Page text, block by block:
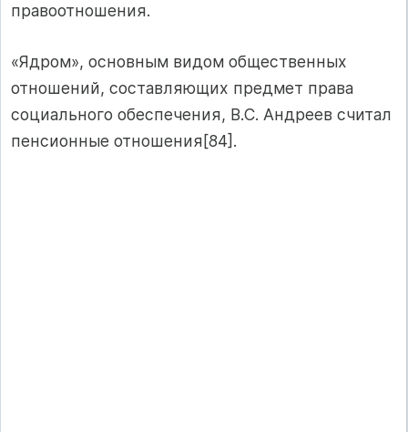
правоотношения.
«Ядром», основным видом общественных
отношений, составляющих предмет права
социального обеспечения, В.С. Андреев считал
пенсионные отношения[84].